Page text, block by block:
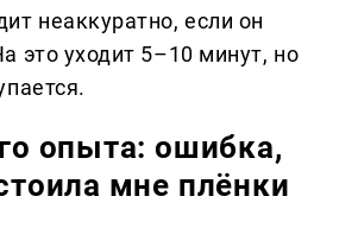
неаккуратно, если он
это уходит 5–10 минут, но
опыта: ошибка,
мне плёнки